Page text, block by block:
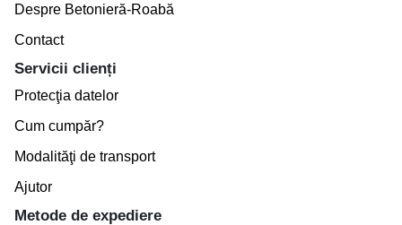
Despre Betonieră-Roabă
Contact
Servicii clienți
Protecţia datelor
Cum cumpăr?
Modalităţi de transport
Ajutor
Metode de expediere